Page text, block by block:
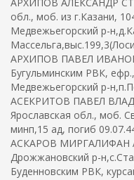
обл., моб. из г.Казани,
Медвежьегорский р-
АРХИПОВ ПАВЕЛ
Бугульминским РВК,
Медвежьегорский р-
АСЕКРИТОВ ПАВЕЛ
Ярославская обл., моб.
минп,15 ад, погиб
АСКАРОВ МИРГАЛИФАН
Дрожжановский р-
Буденновским РВК,